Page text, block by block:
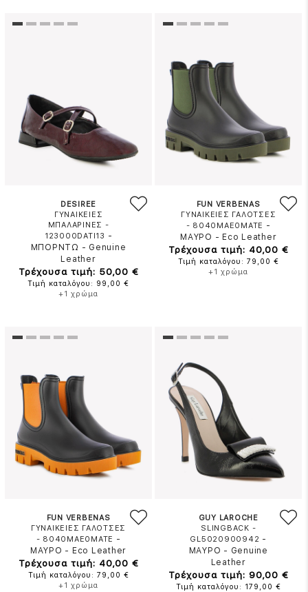
DESIREE
ΓΥΝΑΙΚΕΙΕΣ
ΜΠΑΛΑΡΙΝΕΣ -
123000DATI13 -
ΜΠΟΡΝΤΩ - Genuine
Leather
Τρέχουσα τιμή: 50,00 €
Τιμή καταλόγου: 99,00 €
+1 χρώμα
FUN VERBENAS
ΓΥΝΑΙΚΕΙΕΣ ΓΑΛΟΤΣΕΣ
- 8040MAE0MATE -
ΜΑΥΡΟ - Eco Leather
Τρέχουσα τιμή: 40,00 €
Τιμή καταλόγου: 79,00 €
+1 χρώμα
FUN VERBENAS
ΓΥΝΑΙΚΕΙΕΣ ΓΑΛΟΤΣΕΣ
- 8040MAE0MATE -
ΜΑΥΡΟ - Eco Leather
Τρέχουσα τιμή: 40,00 €
Τιμή καταλόγου: 79,00 €
+1 χρώμα
GUY LAROCHE
SLINGBACK -
GL5020900942 -
ΜΑΥΡΟ - Genuine
Leather
Τρέχουσα τιμή: 90,00 €
Τιμή καταλόγου: 179,00 €